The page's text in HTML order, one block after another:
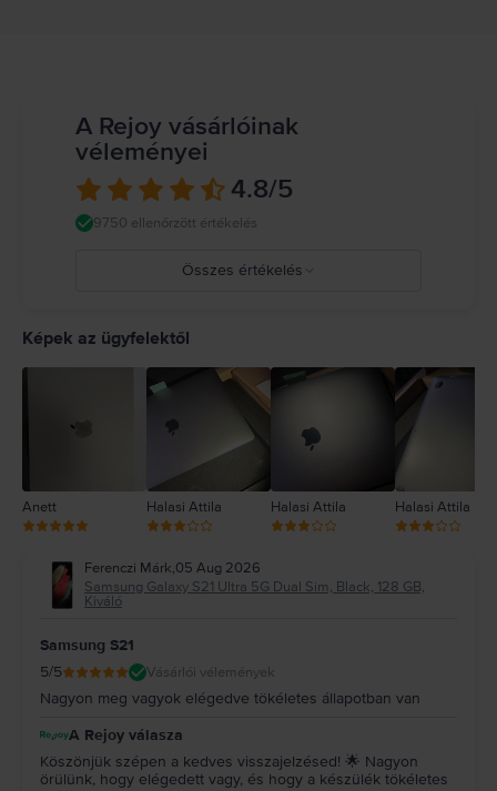
A Rejoy vásárlóinak
véleményei
4.8/5
9750 ellenőrzött értékelés
Összes értékelés
2
Képek az ügyfelektől
Anett Halasi Attila Halasi Attila Halasi Attila
Ferenczi Márk,05 Aug 2026
Samsung Galaxy S21 Ultra 5G Dual Sim, Black, 128 GB,
Kiváló
Samsung S21
5/5 Vásárlói vélemények
Nagyon meg vagyok elégedve tökéletes állapotban van
A Rejoy válasza
Köszönjük szépen a kedves visszajelzésed! 🌟 Nagyon
örülünk, hogy elégedett vagy, és hogy a készülék tökéletes